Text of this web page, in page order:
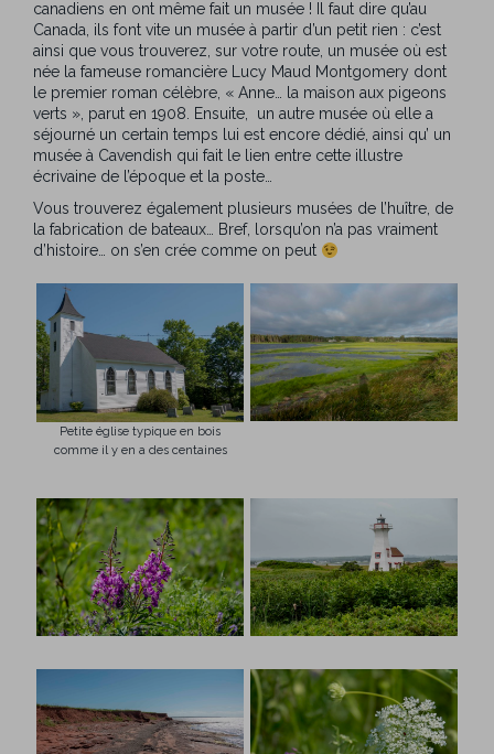
canadiens en ont même fait un musée ! Il faut dire qu’au
Canada, ils font vite un musée à partir d’un petit rien : c’est
ainsi que vous trouverez, sur votre route, un musée où est
née la fameuse romancière Lucy Maud Montgomery dont
le premier roman célèbre, « Anne… la maison aux pigeons
verts », parut en 1908. Ensuite, un autre musée où elle a
séjourné un certain temps lui est encore dédié, ainsi qu’ un
musée à Cavendish qui fait le lien entre cette illustre
écrivaine de l’époque et la poste…
Vous trouverez également plusieurs musées de l’huître, de
la fabrication de bateaux… Bref, lorsqu’on n’a pas vraiment
d’histoire… on s’en crée comme on peut
Petite église typique en bois
comme il y en a des centaines